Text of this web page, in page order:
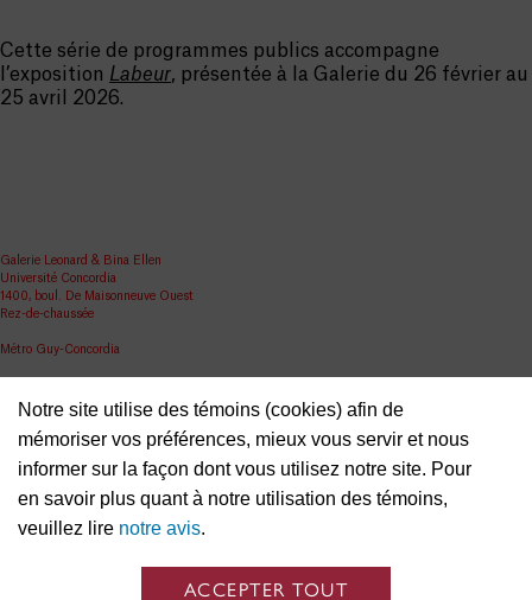
Notre site utilise des témoins (cookies) afin de
mémoriser vos préférences, mieux vous servir et nous
informer sur la façon dont vous utilisez notre site. Pour
en savoir plus quant à notre utilisation des témoins,
veuillez lire notre avis.
ACCEPTER TOUT
Cette série de programmes publics accompagne
l’exposition Labeur, présentée à la Galerie du 26 février au
25 avril 2026.
Galerie Leonard & Bina Ellen
Université Concordia
1400, boul. De Maisonneuve Ouest
Rez-de-chaussée
Métro Guy-Concordia